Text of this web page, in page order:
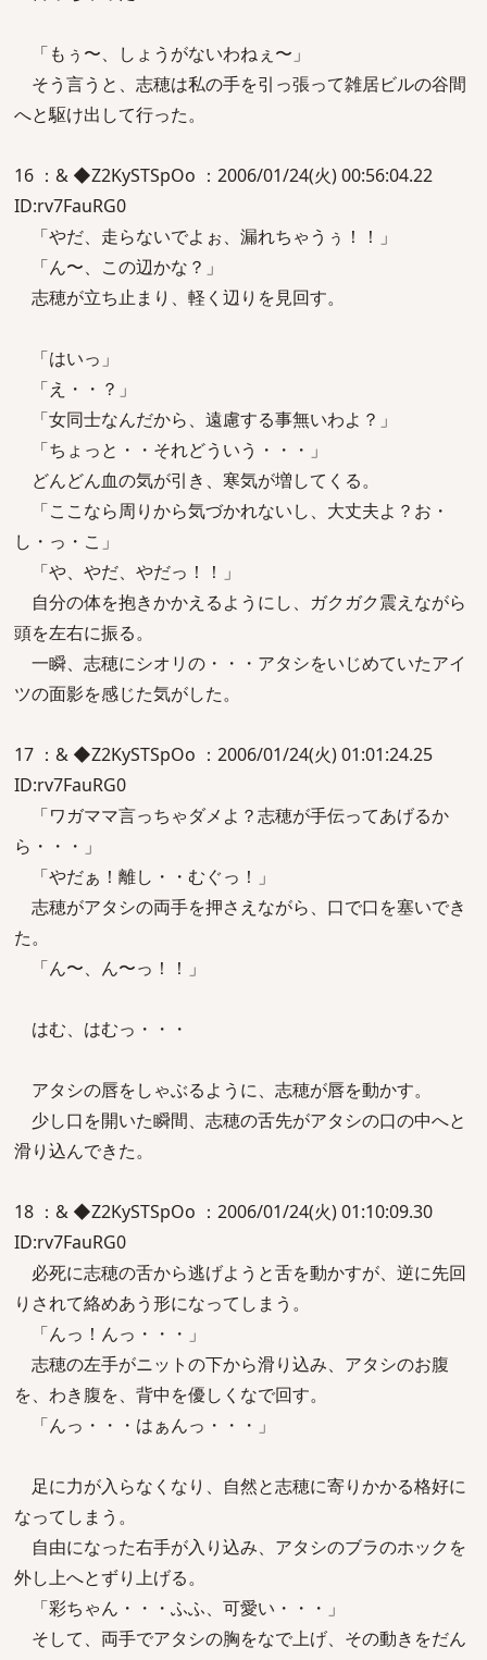
「もぅ〜、しょうがないわねぇ〜」
そう言うと、志穂は私の手を引っ張って雑居ビルの谷間
へと駆け出して行った。
16 ：& ◆Z2KySTSpOo ：2006/01/24(火) 00:56:04.22
ID:rv7FauRG0
「やだ、走らないでよぉ、漏れちゃうぅ！！」
「ん〜、この辺かな？」
志穂が立ち止まり、軽く辺りを見回す。
「はいっ」
「え・・？」
「女同士なんだから、遠慮する事無いわよ？」
「ちょっと・・それどういう・・・」
どんどん血の気が引き、寒気が増してくる。
「ここなら周りから気づかれないし、大丈夫よ？お・
し・っ・こ」
「や、やだ、やだっ！！」
自分の体を抱きかかえるようにし、ガクガク震えながら
頭を左右に振る。
一瞬、志穂にシオリの・・・アタシをいじめていたアイ
ツの面影を感じた気がした。
17 ：& ◆Z2KySTSpOo ：2006/01/24(火) 01:01:24.25
ID:rv7FauRG0
「ワガママ言っちゃダメよ？志穂が手伝ってあげるか
ら・・・」
「やだぁ！離し・・むぐっ！」
志穂がアタシの両手を押さえながら、口で口を塞いでき
た。
「ん〜、ん〜っ！！」
はむ、はむっ・・・
アタシの唇をしゃぶるように、志穂が唇を動かす。
少し口を開いた瞬間、志穂の舌先がアタシの口の中へと
滑り込んできた。
18 ：& ◆Z2KySTSpOo ：2006/01/24(火) 01:10:09.30
ID:rv7FauRG0
必死に志穂の舌から逃げようと舌を動かすが、逆に先回
りされて絡めあう形になってしまう。
「んっ！んっ・・・」
志穂の左手がニットの下から滑り込み、アタシのお腹
を、わき腹を、背中を優しくなで回す。
「んっ・・・はぁんっ・・・」
足に力が入らなくなり、自然と志穂に寄りかかる格好に
なってしまう。
自由になった右手が入り込み、アタシのブラのホックを
外し上へとずり上げる。
「彩ちゃん・・・ふふ、可愛い・・・」
そして、両手でアタシの胸をなで上げ、その動きをだん